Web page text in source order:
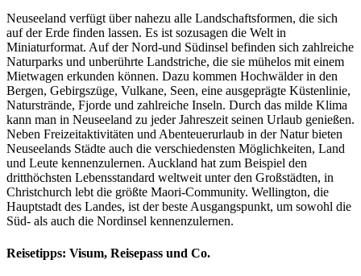
Neuseeland verfügt über nahezu alle Landschaftsformen, die sich
auf der Erde finden lassen. Es ist sozusagen die Welt in
Miniaturformat. Auf der Nord-und Südinsel befinden sich zahlreiche
Naturparks und unberührte Landstriche, die sie mühelos mit einem
Mietwagen erkunden können. Dazu kommen Hochwälder in den
Bergen, Gebirgszüge, Vulkane, Seen, eine ausgeprägte Küstenlinie,
Naturstrände, Fjorde und zahlreiche Inseln. Durch das milde Klima
kann man in Neuseeland zu jeder Jahreszeit seinen Urlaub genießen.
Neben Freizeitaktivitäten und Abenteuerurlaub in der Natur bieten
Neuseelands Städte auch die verschiedensten Möglichkeiten, Land
und Leute kennenzulernen. Auckland hat zum Beispiel den
dritthöchsten Lebensstandard weltweit unter den Großstädten, in
Christchurch lebt die größte Maori-Community. Wellington, die
Hauptstadt des Landes, ist der beste Ausgangspunkt, um sowohl die
Süd- als auch die Nordinsel kennenzulernen.
Reisetipps: Visum, Reisepass und Co.